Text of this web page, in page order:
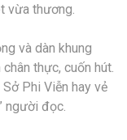
vừa thương.
và dàn khung
thực, cuốn hút.
Phi Viễn hay vẻ
người đọc.